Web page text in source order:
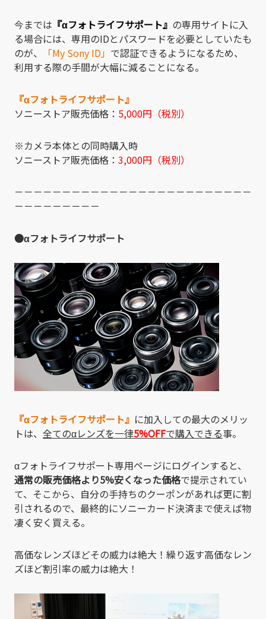
今までは 『αフォトライフサポート』 の専用サイトに入
る場合には、専用のIDとパスワードを必要としていたも
のが、
「My Sony ID」 で認証できるようになるため、
利用する際の手間が大幅に減ることになる。
『αフォトライフサポート』
ソニーストア販売価格： 5,000円（税別）
※カメラ本体との同時購入時
ソニーストア販売価格： 3,000円（税別）
－－－－－－－－－－－－－－－－－－－－－－－－－
－－－－－－－－－
●αフォトライフサポート
『αフォトライフサポート』 に加入しての最大のメリッ
トは、 全てのαレンズを一律5%OFFで購入できる事。
αフォトライフサポート専用ページにログインすると、
通常の販売価格より5%安くなった価格で提示されてい
て、そこから、自分の手持ちのクーポンがあれば更に割
引されるので、最終的にソニーカード決済まで使えば物
凄く安く買える。
高価なレンズほどその威力は絶大！繰り返す高価なレン
ズほど割引率の威力は絶大！